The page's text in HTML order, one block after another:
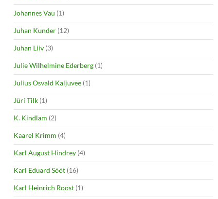
Johannes Vau (1)
Juhan Kunder (12)
Juhan Liiv (3)
Julie Wilhelmine Ederberg (1)
Julius Osvald Kaljuvee (1)
Jüri Tilk (1)
K. Kindlam (2)
Kaarel Krimm (4)
Karl August Hindrey (4)
Karl Eduard Sööt (16)
Karl Heinrich Roost (1)